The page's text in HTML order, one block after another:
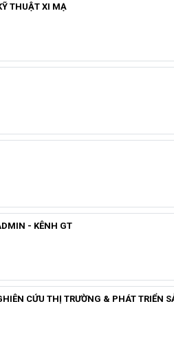
THUẬT XI MẠ
- KÊNH GT
CỨU THỊ TRƯỜNG & PHÁT TRIỂN